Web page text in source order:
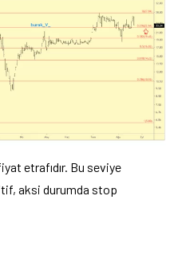
etrafıdır. Bu seviye
aksi durumda stop